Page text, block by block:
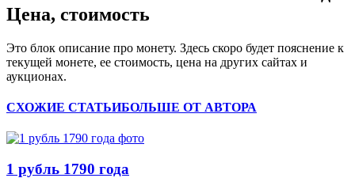
Цена, стоимость
Это блок описание про монету. Здесь скоро будет пояснение к
текущей монете, ее стоимость, цена на других сайтах и
аукционах.
СХОЖИЕ СТАТЬИБОЛЬШЕ ОТ АВТОРА
1 рубль 1790 года